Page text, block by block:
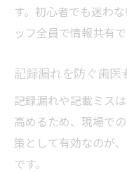
す。初心者でも迷わ
ッフ全員で情報共有
記録漏れを防ぐ歯医
記録漏れや記載ミス
高めるため、現場で
策として有効なのが
です。